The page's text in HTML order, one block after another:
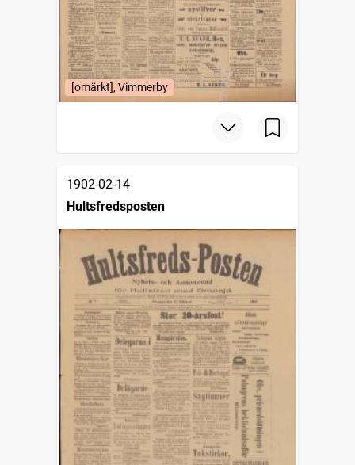
[omärkt], Vimmerby
1902-02-14
Hultsfredsposten